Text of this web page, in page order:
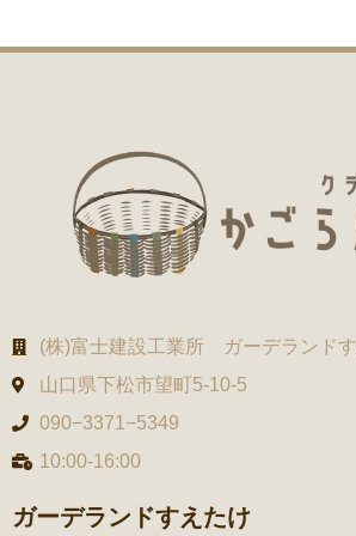
(株)富士建設工業所 ガーデランド
山口県下松市望町5-10-5
090−3371−5349
10:00-16:00
ガーデランドすえたけ